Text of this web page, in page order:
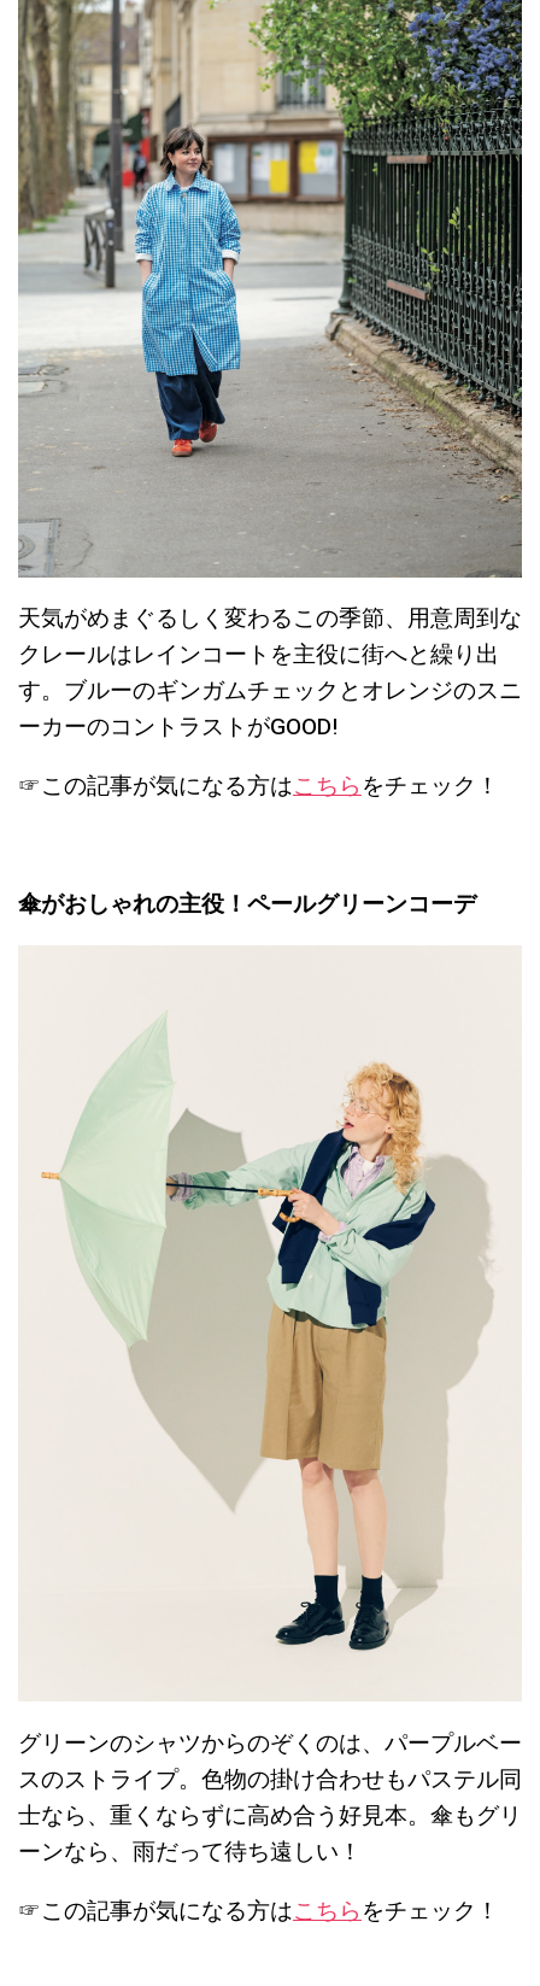
天気がめまぐるしく変わるこの季節、用意周到な
クレールはレインコートを主役に街へと繰り出
す。ブルーのギンガムチェックとオレンジのスニ
ーカーのコントラストがGOOD!
☞この記事が気になる方はこちらをチェック！
傘がおしゃれの主役！ペールグリーンコーデ
グリーンのシャツからのぞくのは、パープルベー
スのストライプ。色物の掛け合わせもパステル同
士なら、重くならずに高め合う好見本。傘もグリ
ーンなら、雨だって待ち遠しい！
☞この記事が気になる方はこちらをチェック！